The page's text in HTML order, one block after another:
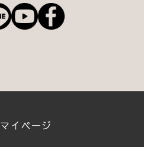
マイページ